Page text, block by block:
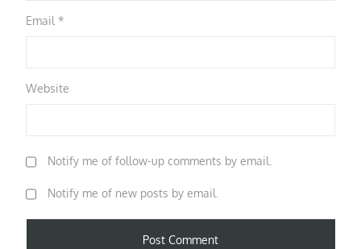
Email*
Website
Notify me of follow-up comments by email.
Notify me of new posts by email.